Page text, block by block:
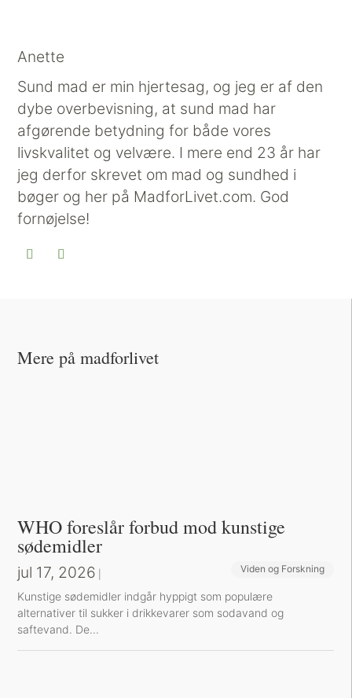
Anette
Sund mad er min hjertesag, og jeg er af den
dybe overbevisning, at sund mad har
afgørende betydning for både vores
livskvalitet og velvære. I mere end 23 år har
jeg derfor skrevet om mad og sundhed i
bøger og her på MadforLivet.com. God
fornøjelse!
Mere på madforlivet
WHO foreslår forbud mod kunstige
sødemidler
jul 17, 2026 Viden og Forskning
Kunstige sødemidler indgår hyppigt som populære
alternativer til sukker i drikkevarer som sodavand og
saftevand. De...